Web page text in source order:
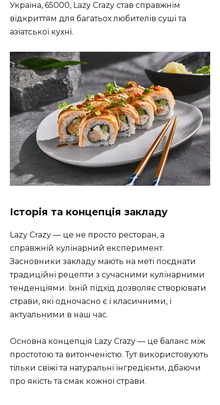
Україна, 65000, Lazy Crazy став справжнім
відкриттям для багатьох любителів суші та
азіатської кухні.
Історія та концепція закладу
Lazy Crazy — це не просто ресторан, а
справжній кулінарний експеримент.
Засновники закладу мають на меті поєднати
традиційні рецепти з сучасними кулінарними
тенденціями. Їхній підхід дозволяє створювати
страви, які одночасно є і класичними, і
актуальними в наш час.
Основна концепція Lazy Crazy — це баланс між
простотою та витонченістю. Тут використовують
тільки свіжі та натуральні інгредієнти, дбаючи
про якість та смак кожної страви.